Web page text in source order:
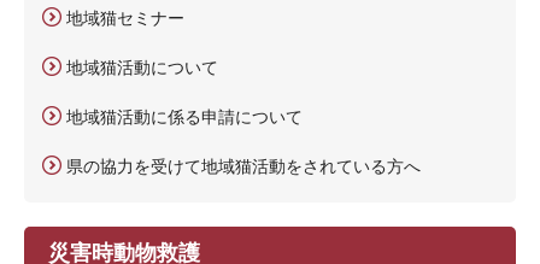
地域猫セミナー
地域猫活動について
地域猫活動に係る申請について
県の協力を受けて地域猫活動をされている方へ
災害時動物救護